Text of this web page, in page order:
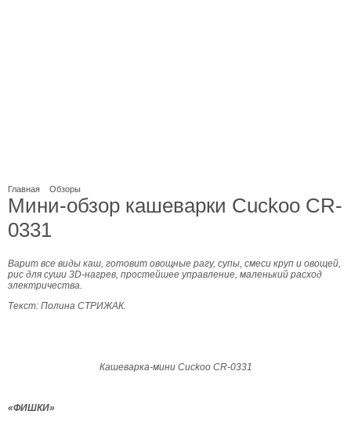
Главная Обзоры
Мини-обзор кашеварки Cuckoo CR-
0331
Варит все виды каш, готовит овощные рагу, супы, смеси круп и овощей,
рис для суши 3D-нагрев, простейшее управление, маленький расход
электричества.
Текст: Полина СТРИЖАК.
Кашеварка-мини Cuckoo CR-0331
«ФИШКИ»